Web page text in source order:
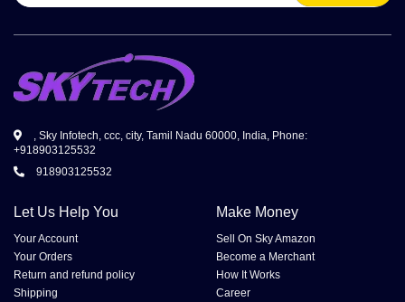
, Sky Infotech, ccc, city, Tamil Nadu 60000, India, Phone:
+918903125532
918903125532
Let Us Help You
Your Account
Your Orders
Return and refund policy
Shipping
Make Money
Sell On Sky Amazon
Become a Merchant
How It Works
Career